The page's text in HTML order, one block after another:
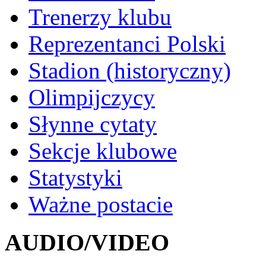
Trenerzy klubu
Reprezentanci Polski
Stadion (historyczny)
Olimpijczycy
Słynne cytaty
Sekcje klubowe
Statystyki
Ważne postacie
AUDIO/VIDEO